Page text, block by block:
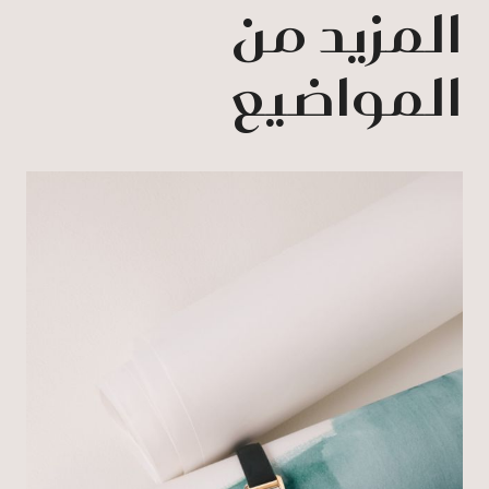
المزيد من
المواضيع